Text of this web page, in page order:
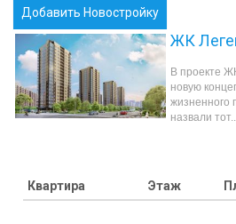
Добавить Новостройку
ЖК
В проекте
новую
жизненного
назвали
Квартира Этаж